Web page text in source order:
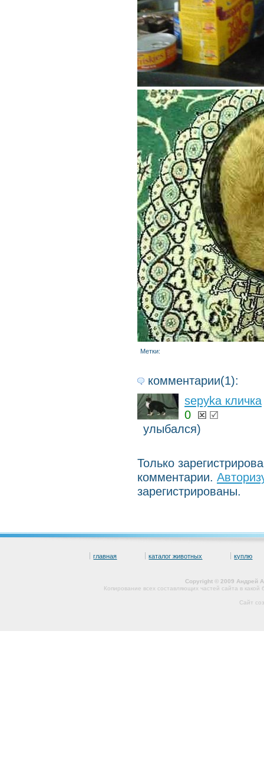
Метки:
комментарии(1):
sepyka кличка
0
улыбался)
Только
комментарии.
зарегистрированы.
главная каталог животных куплю
Copyright © 2009 Андрей
Копирование всех составляющих частей сайта в
Сайт